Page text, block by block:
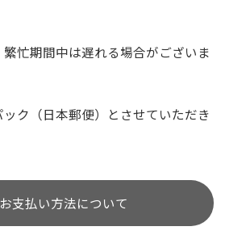
忙期間中は遅れる場合がございま
ク（日本郵便）とさせていただき
支払い方法について